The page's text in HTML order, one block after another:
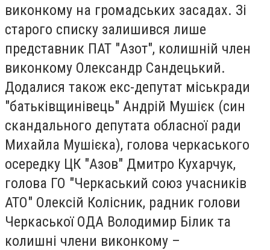
виконкому на громадських засадах. Зі
старого списку залишився лише
представник ПАТ "Азот", колишній член
виконкому Олександр Сандецький.
Додалися також екс-депутат міськради
"батьківщинівець" Андрій Мушієк (син
скандального депутата обласної ради
Михайла Мушієка), голова черкаського
осередку ЦК "Азов" Дмитро Кухарчук,
голова ГО "Черкаський союз учасників
АТО" Олексій Колісник, радник голови
Черкаської ОДА Володимир Білик та
колишні члени виконкому –